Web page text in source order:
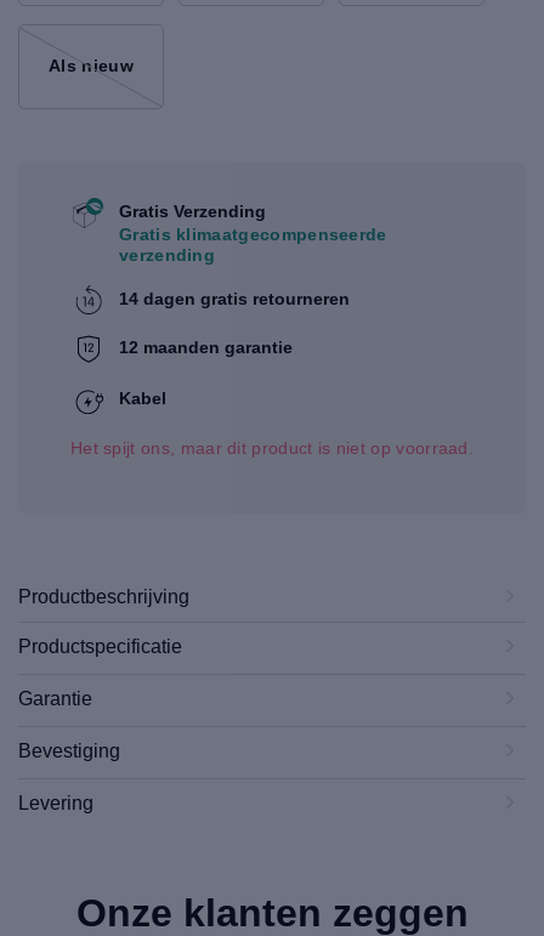
Als nieuw
Gratis Verzending
Gratis klimaatgecompenseerde
verzending
14 dagen gratis retourneren
12 maanden garantie
Kabel
Het spijt ons, maar dit product is niet op voorraad.
Productbeschrijving
Productspecificatie
Garantie
Bevestiging
Levering
Onze klanten zeggen